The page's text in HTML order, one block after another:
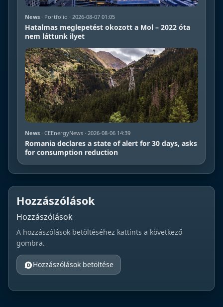
News · Portfolio · 2026-08-07 01:05
Hatalmas meglepetést okozott a Mol – 2022 óta
nem láttunk ilyet
News · CEEnergyNews · 2026-08-06 14:39
Romania declares a state of alert for 30 days, asks
for consumption reduction
Hozzászólások
Hozzászólások
A hozzászólások betöltéséhez kattints a következő
gombra.
Hozzászólások betöltése